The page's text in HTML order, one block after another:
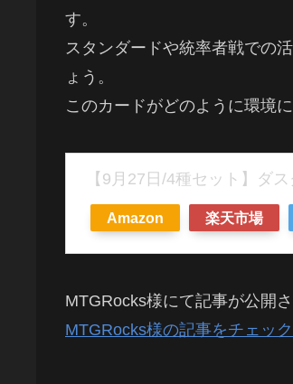
す。
スタンダードや統率者戦での
ょう。
このカードがどのように環境
【9月27日/4種セット】ダ
Amazon 楽天市場
MTGRocks様にて記事が公開さ
MTGRocks様の記事をチェック